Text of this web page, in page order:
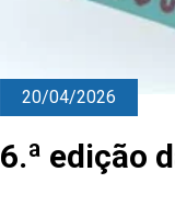
20/04/2026
6.ª edição